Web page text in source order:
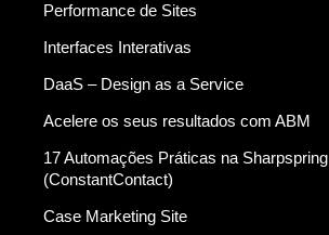
Performance de Sites
Interfaces Interativas
DaaS – Design as a Service
Acelere os seus resultados com ABM
17 Automações Práticas na Sharpspring
(ConstantContact)
Case Marketing Site